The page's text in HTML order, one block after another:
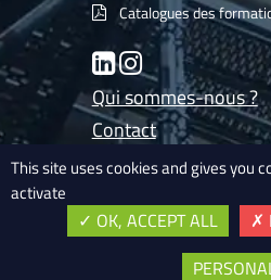
Catalogues des
LinkedInInstagram
Qui sommes-nous ?
Contact
Les experts de
Nos conditions
Plan du site
This site uses cookies and gives you
activate
OK, ACCEPT ALL